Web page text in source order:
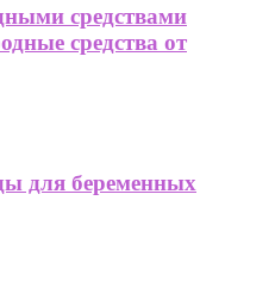
средствами
средства от
для беременных